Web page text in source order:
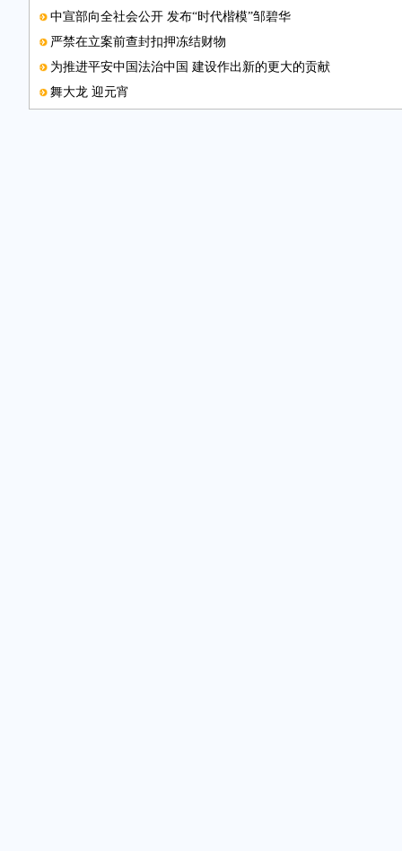
中宣部向全社会公开 发布“时代楷模”邹碧华
严禁在立案前查封扣押冻结财物
为推进平安中国法治中国 建设作出新的更大的贡献
舞大龙 迎元宵